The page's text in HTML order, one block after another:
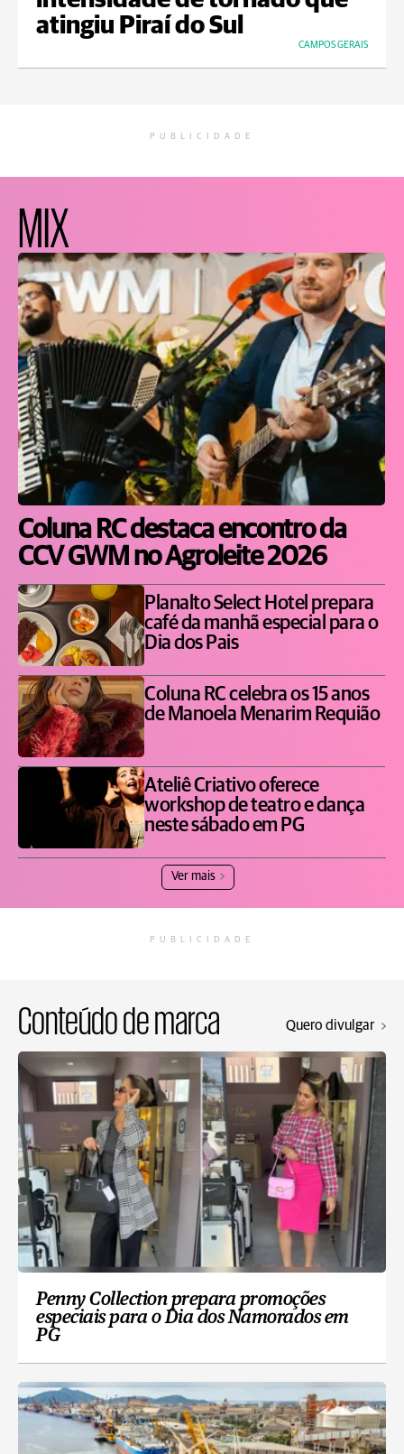
atingiu Piraí do Sul
CAMPOS GERAIS
PUBLICIDADE
MIX
Coluna RC destaca encontro da
CCV GWM no Agroleite 2026
Planalto Select Hotel prepara
café da manhã especial para o
Dia dos Pais
Coluna RC celebra os 15 anos
de Manoela Menarim Requião
Ateliê Criativo oferece
workshop de teatro e dança
neste sábado em PG
Ver mais
PUBLICIDADE
Conteúdo de marca Quero divulgar
Penny Collection prepara promoções
especiais para o Dia dos Namorados em
PG